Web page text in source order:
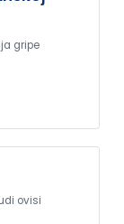
gripe
ovisi